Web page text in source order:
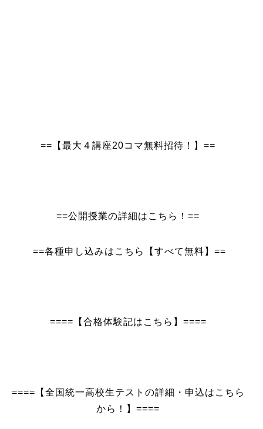
==【最大４講座20コマ無料招待！】==
==公開授業の詳細はこちら！==
==各種申し込みはこちら【すべて無料】==
====【合格体験記はこちら】====
====【全国統一高校生テストの詳細・申込はこちら
から！】====